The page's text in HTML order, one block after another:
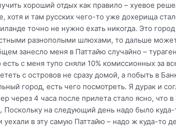
хороший отдых как правило – хуевое
хотя и там русских чего-то уже дохерища
точно не нужно ехать никогда. Это
разнополыми шлюхами, то дальше
занесло меня в Паттайю случайно –
с меня тупо сняли 10% комиссионных за
с островов не сразу домой, а побыть в
город, есть чего посмотреть. Я дурак и
через 4 часа после прилета стало ясно, что
на следующий день надо было
в эту самую Паттайю – надо ж куда-то